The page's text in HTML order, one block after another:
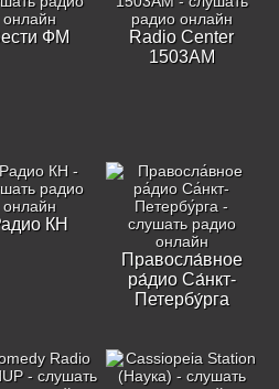
ФМ
Radio Center
1503AM
КН
Правосла́вное
ра́дио Са́нкт-
Петербу́рга